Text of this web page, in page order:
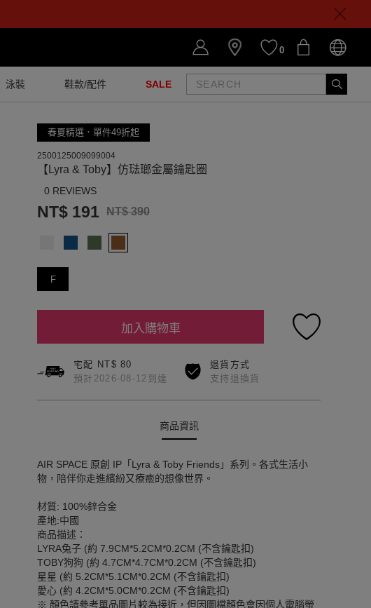
0
泳裝 鞋款/配件 SALE
春夏精選．單件49折起
2500125009099004
【Lyra & Toby】仿琺瑯金屬鑰匙圈
0 REVIEWS
NT$ 191 NT$ 390
F
加入購物車
宅配 NT$ 80
預計2026-08-12到達
退貨方式
支持退換貨
商品資訊
AIR SPACE 原創 IP「Lyra & Toby Friends」系列。各式生活小
物，陪伴你走進繽紛又療癒的想像世界。
材質: 100%鋅合金
產地:中國
商品描述：
LYRA兔子 (約 7.9CM*5.2CM*0.2CM (不含鑰匙扣)
TOBY狗狗 (約 4.7CM*4.7CM*0.2CM (不含鑰匙扣)
星星 (約 5.2CM*5.1CM*0.2CM (不含鑰匙扣)
愛心 (約 4.2CM*5.0CM*0.2CM (不含鑰匙扣)
※ 顏色請參考單品圖片較為接近，但因圖檔顏色會因個人電腦螢